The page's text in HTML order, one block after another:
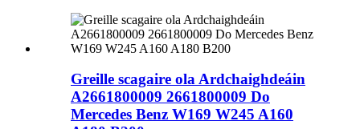
Greille scagaire ola Ardchaighdeáin
A2661800009 2661800009 Do
Mercedes Benz W169 W245 A160